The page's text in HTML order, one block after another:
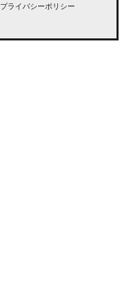
プライバシーポリシー